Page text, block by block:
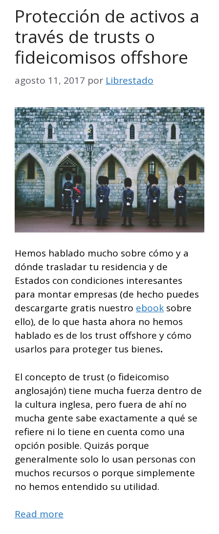
Protección de activos a
través de trusts o
fideicomisos offshore
agosto 11, 2017 por Librestado
Hemos hablado mucho sobre cómo y a
dónde trasladar tu residencia y de
Estados con condiciones interesantes
para montar empresas (de hecho puedes
descargarte gratis nuestro ebook sobre
ello), de lo que hasta ahora no hemos
hablado es de los trust offshore y cómo
usarlos para proteger tus bienes.
El concepto de trust (o fideicomiso
anglosajón) tiene mucha fuerza dentro de
la cultura inglesa, pero fuera de ahí no
mucha gente sabe exactamente a qué se
refiere ni lo tiene en cuenta como una
opción posible. Quizás porque
generalmente solo lo usan personas con
muchos recursos o porque simplemente
no hemos entendido su utilidad.
Read more